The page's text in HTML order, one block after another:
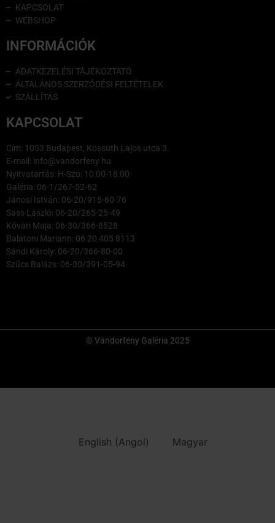
KAPCSOLAT
WEBSHOP
INFORMÁCIÓK
ADATKEZELÉSI TÁJÉKOZTATÓ
ÁLTALÁNOS SZERZŐDÉSI FELTÉTELEK
SZÁLLÍTÁS
KAPCSOLAT
Cím: 1053 Budapest, Kossuth Lajos utca 3.
E-mail: info@vandorfeny.hu
Nyitvatartás: H-Szo: 10:00-18:00
Galéria: 06-1/267-52-62
Jánosi István: 06-20/915-60-76
Sass László: 06-20/265-25-49
Kővári Maja: 06-30/366-8528
Balatoni Mariann: 06 20 405 8113
Sándi Károly: 06-20/366-80-00
Szűcs Balázs: 06-30/391-05-94
© Vándorfény Galéria 2025
English (Angol) Magyar